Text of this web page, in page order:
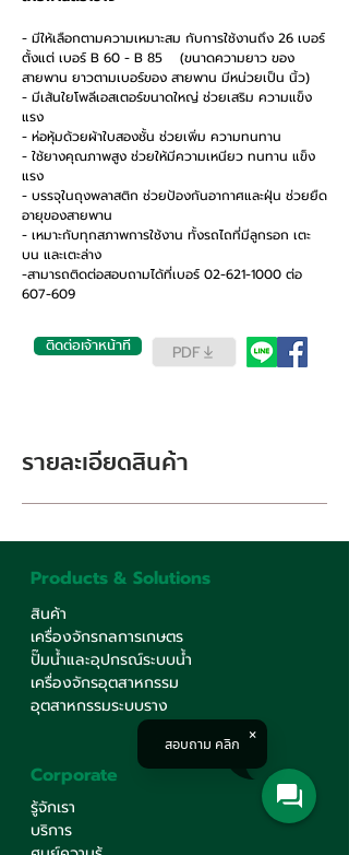
- มีให้เลือกตามความเหมาะสม กับการใช้งานถึง 26 เบอร์
ตั้งแต่ เบอร์ B 60 - B 85 (ขนาดความยาว ของ
สายพาน ยาวตามเบอร์ของ สายพาน มีหน่วยเป็น นิ้ว)
- มีเส้นใยโพลีเอสเตอร์ขนาดใหญ่ ช่วยเสริม ความแข็ง
แรง
- ห่อหุ้มด้วยผ้าใบสองชั้น ช่วยเพิ่ม ความทนทาน
- ใช้ยางคุณภาพสูง ช่วยให้มีความเหนียว ทนทาน แข็ง
แรง
- บรรจุในถุงพลาสติก ช่วยป้องกันอากาศและฝุ่น ช่วยยืด
อายุของสายพาน
- เหมาะกับทุกสภาพการใช้งาน ทั้งรถไถที่มีลูกรอก เตะ
บน และเตะล่าง
-สามารถติดต่อสอบถามได้ที่เบอร์ 02-621-1000 ต่อ
607-609
ติดต่อเจ้าหน้าที่ PDF
รายละเอียดสินค้า
Products & Solutions
สินค้า
เครื่องจักรกลการเกษตร
ปั๊มน้ำและอุปกรณ์ระบบน้ำ
เครื่องจักรอุตสาหกรรม
อุตสาหกรรมระบบราง
Corporate
รู้จักเรา
บริการ
สอบถาม คลิก